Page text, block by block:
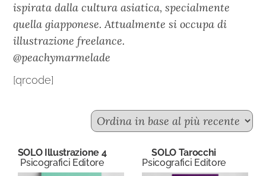
ispirata dalla cultura asiatica, specialmente
quella giapponese. Attualmente si occupa di
illustrazione freelance.
@peachymarmelade
[qrcode]
SOLO Illustrazione 4
Psicografici Editore
SOLO Tarocchi
Psicografici Editore